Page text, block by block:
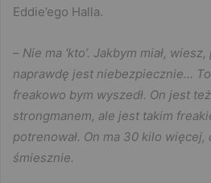
Eddie’ego Halla.
– Nie ma 'kto’. Jakbym miał,
naprawdę jest niebezpiecznie… To
freakowo bym wyszedł. On jest
strongmanem, ale jest takim
potrenował. On ma 30 kilo
śmiesznie.